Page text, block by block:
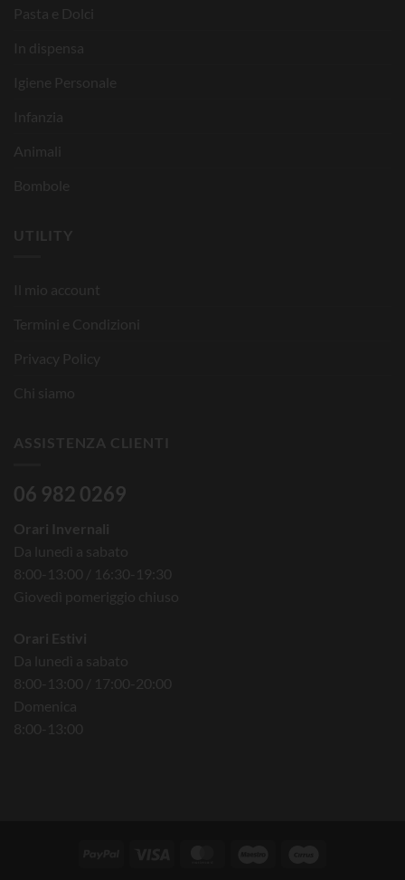
Pasta e Dolci
In dispensa
Igiene Personale
Infanzia
Animali
Bombole
UTILITY
Il mio account
Termini e Condizioni
Privacy Policy
Chi siamo
ASSISTENZA CLIENTI
06 982 0269
Orari Invernali
Da lunedì a sabato
8:00-13:00 / 16:30-19:30
Giovedì pomeriggio chiuso
Orari Estivi
Da lunedì a sabato
8:00-13:00 / 17:00-20:00
Domenica
8:00-13:00